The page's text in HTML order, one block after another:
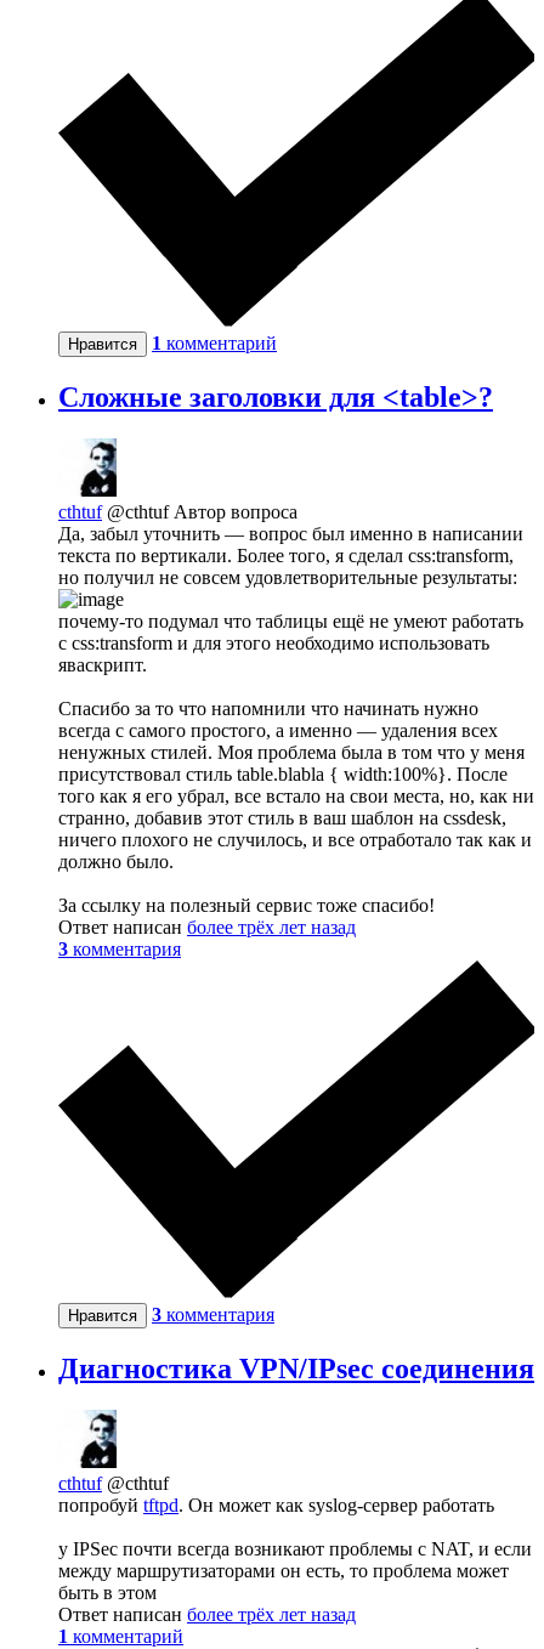
Нравится 1 комментарий
Сложные заголовки для <table>?
cthtuf @cthtuf Автор вопроса
Да, забыл уточнить — вопрос был именно в написании
текста по вертикали. Более того, я сделал css:transform,
но получил не совсем удовлетворительные результаты:
почему-то подумал что таблицы ещё не умеют работать
с css:transform и для этого необходимо использовать
яваскрипт.
Спасибо за то что напомнили что начинать нужно
всегда с самого простого, а именно — удаления всех
ненужных стилей. Моя проблема была в том что у меня
присутствовал стиль table.blabla { width:100%}. После
того как я его убрал, все встало на свои места, но, как ни
странно, добавив этот стиль в ваш шаблон на cssdesk,
ничего плохого не случилось, и все отработало так как и
должно было.
За ссылку на полезный сервис тоже спасибо!
Ответ написан более трёх лет назад
3 комментария
Нравится 3 комментария
Диагностика VPN/IPsec соединения
cthtuf @cthtuf
попробуй tftpd. Он может как syslog-сервер работать
у IPSec почти всегда возникают проблемы с NAT, и если
между маршрутизаторами он есть, то проблема может
быть в этом
Ответ написан более трёх лет назад
1 комментарий